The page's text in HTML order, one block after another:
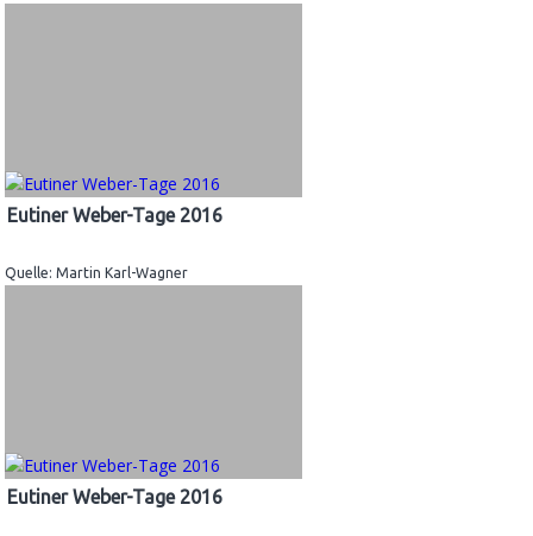
Eutiner Weber-Tage 2016
Quelle: Martin Karl-Wagner
Eutiner Weber-Tage 2016